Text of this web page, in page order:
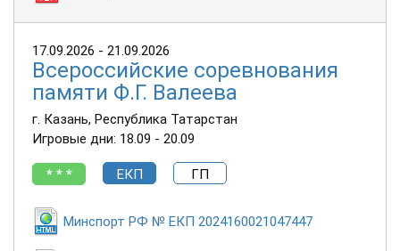
17.09.2026 - 21.09.2026
Всероссийские соревнования
памяти Ф.Г. Валеева
г. Казань, Республика Татарстан
Игровые дни: 18.09 - 20.09
* * * ЕКП ГП
Минспорт РФ № ЕКП 2024160021047447